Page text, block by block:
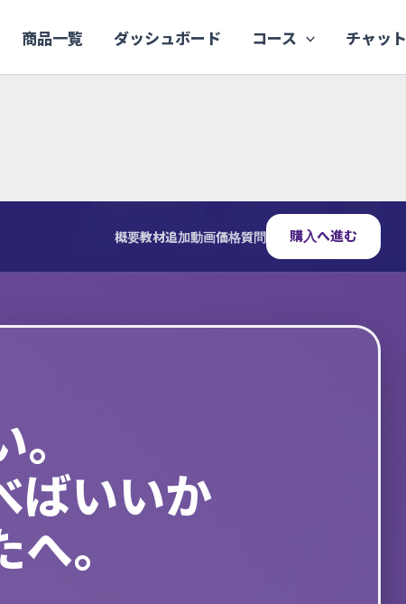
商品一覧 ダッシュボード コース チャット
概要教材追加動画価格質問 購入へ進む
ばいいか
。